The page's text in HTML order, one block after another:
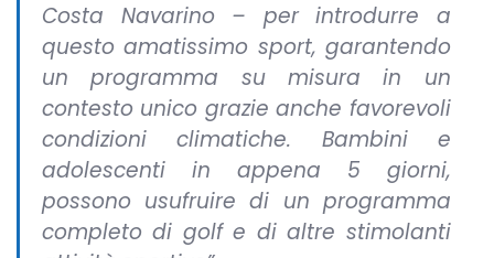
Costa Navarino – per introdurre a
questo amatissimo sport, garantendo
un programma su misura in un
contesto unico grazie anche favorevoli
condizioni climatiche. Bambini e
adolescenti in appena 5 giorni,
possono usufruire di un programma
completo di golf e di altre stimolanti